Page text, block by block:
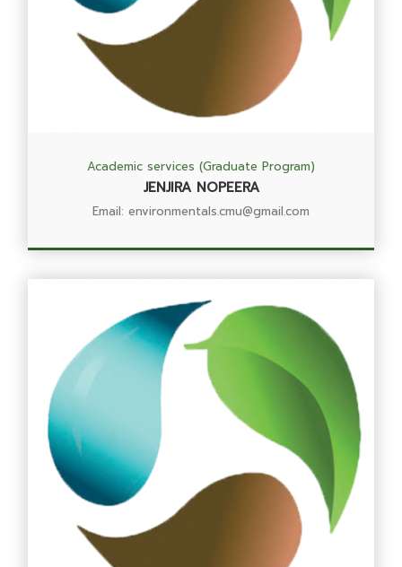
Academic services (Graduate Program)
JENJIRA NOPEERA
Email: environmentals.cmu@gmail.com